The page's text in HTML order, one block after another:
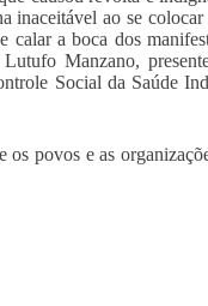
ao se
a boca dos
Manzano,
Social da Saúde
os povos e as